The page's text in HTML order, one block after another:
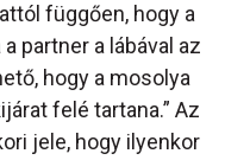
függően, hogy a
partner a lábával az
hogy a mosolya
felé tartana.” Az
jele, hogy ilyenkor